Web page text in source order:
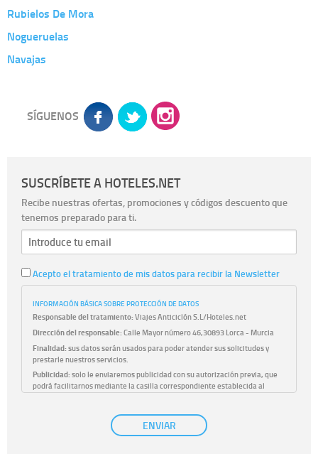
Rubielos De Mora
Nogueruelas
Navajas
SÍGUENOS
SUSCRÍBETE A HOTELES.NET
Recibe nuestras ofertas, promociones y códigos descuento que
tenemos preparado para ti.
Acepto el tratamiento de mis datos para recibir la Newsletter
INFORMACIÓN BÁSICA SOBRE PROTECCIÓN DE DATOS
Responsable del tratamiento:Viajes Anticiclón S.L/Hoteles.net
Dirección del responsable:Calle Mayor número 46,30893 Lorca - Murcia
Finalidad:sus datos serán usados para poder atender sus solicitudes y
prestarle nuestros servicios.
Publicidad:solo le enviaremos publicidad con su autorización previa, que
podrá facilitarnos mediante la casilla correspondiente establecida al
únicamente trataremos sus datos con su consentimiento
previo, que podrá facilitarnos mediante la casilla correspondiente
ENVIAR